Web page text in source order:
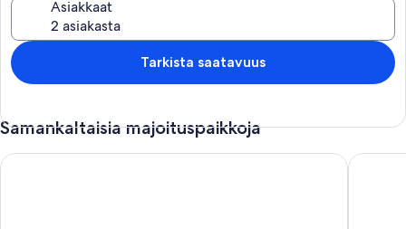
Asiakkaat
Tarkista saatavuus
Samankaltaisia majoituspaikkoja
Eristäytynyt huvila yksityisellä uima-altaalla ja merinäköalalla